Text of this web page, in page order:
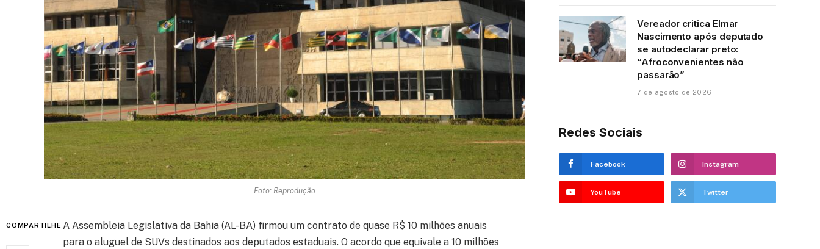
Foto: Reprodução
COMPARTILHE A Assembleia Legislativa da Bahia (AL-BA) firmou um contrato de quase R$ 10 milhões anuais
para o aluguel de SUVs destinados aos deputados estaduais. O acordo que equivale a 10 milhões
Vereador critica Elmar
Nascimento após deputado
se autodeclarar preto:
“Afroconvenientes não
passarão”
7 de agosto de 2026
Redes Sociais
Facebook Instagram
YouTube Twitter